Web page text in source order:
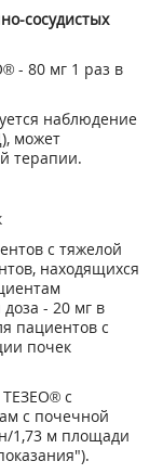
сосудистых
- 80 мг 1 раз в
наблюдение
может
терапии.
с тяжелой
находящихся
- 20 мг в
пациентов с
почек
с
с почечной
1,73 м площади